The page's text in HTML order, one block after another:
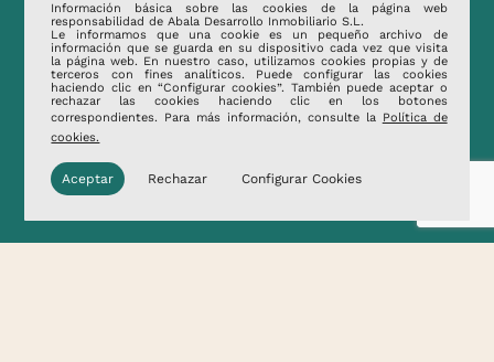
Información básica sobre las cookies de la página web
responsabilidad de Abala Desarrollo Inmobiliario S.L.
Le informamos que una cookie es un pequeño archivo de
información que se guarda en su dispositivo cada vez que visita
la página web. En nuestro caso, utilizamos cookies propias y de
terceros con fines analíticos. Puede configurar las cookies
haciendo clic en “Configurar cookies”. También puede aceptar o
rechazar las cookies haciendo clic en los botones
correspondientes. Para más información, consulte la Política de
cookies.
Aceptar Rechazar Configurar Cookies